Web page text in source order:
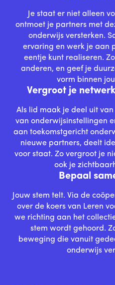
Je staat er niet alleen
ontmoet je partners met
onderwijs versterken.
ervaring en werk je aan
eentje kunt realiseren.
anderen, en geef je
vorm binnen
Vergroot je
Als lid maak je deel uit
van onderwijsinstellingen
aan toekomstgericht
nieuwe partners, deelt
voor staat. Zo vergroot je
ook je
Bepaal
Jouw stem telt. Via de
over de koers van Leren
we richting aan het
stem wordt gehoord.
beweging die vanuit
onderwijs